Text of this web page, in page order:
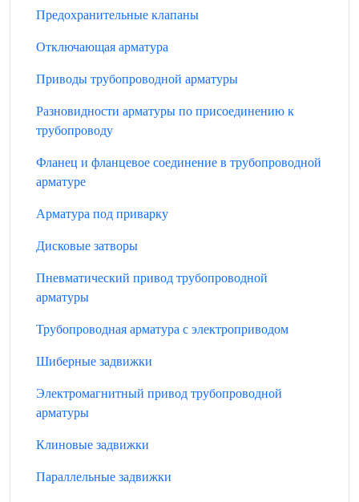
Предохранительные клапаны
Отключающая арматура
Приводы трубопроводной арматуры
Разновидности арматуры по присоединению к
трубопроводу
Фланец и фланцевое соединение в трубопроводной
арматуре
Арматура под приварку
Дисковые затворы
Пневматический привод трубопроводной
арматуры
Трубопроводная арматура с электроприводом
Шиберные задвижки
Электромагнитный привод трубопроводной
арматуры
Клиновые задвижки
Параллельные задвижки